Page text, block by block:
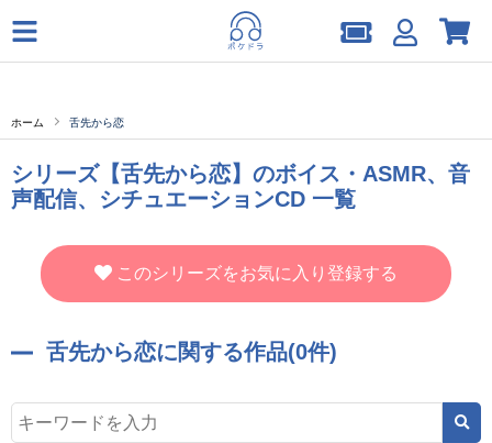
ホーム 舌先から恋
シリーズ【舌先から恋】のボイス・ASMR、音
声配信、シチュエーションCD 一覧
このシリーズをお気に入り登録する
舌先から恋に関する作品(0件)